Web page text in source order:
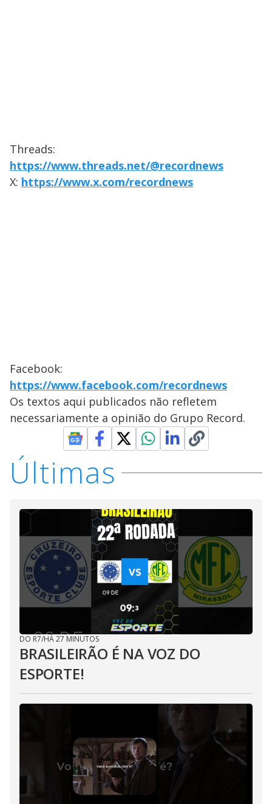
Threads:
https://www.threads.net/@recordnews
X: https://www.x.com/recordnews
Facebook:
https://www.facebook.com/recordnews
Os textos aqui publicados não refletem
necessariamente a opinião do Grupo Record.
Últimas
DO R7/HÁ 27 MINUTOS
BRASILEIRÃO É NA VOZ DO
ESPORTE!